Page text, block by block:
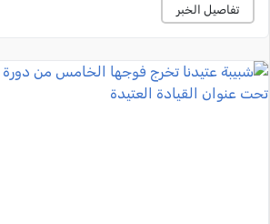
تفاصيل الخبر